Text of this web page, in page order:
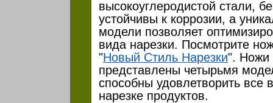
высокоуглеродистой стали,
устойчивы к коррозии, а
модели позволяет
вида нарезки. Посмотрите
"Новый Стиль Нарезки". Ножи
представлены четырьмя
способны удовлетворить все
нарезке продуктов.